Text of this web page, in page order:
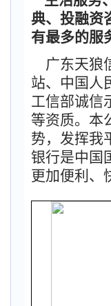
典、投融资
有最多的服
广东天狼
站、中国人
工信部诚信
等资质。本
势，发挥我
银行是中国
更加便利、